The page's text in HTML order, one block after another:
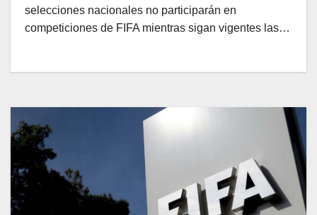
selecciones nacionales no participarán en
competiciones de FIFA mientras sigan vigentes las…